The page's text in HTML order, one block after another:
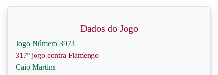
Dados do Jogo
Jogo Número 3973
317º jogo contra Flamengo
Caio Martins